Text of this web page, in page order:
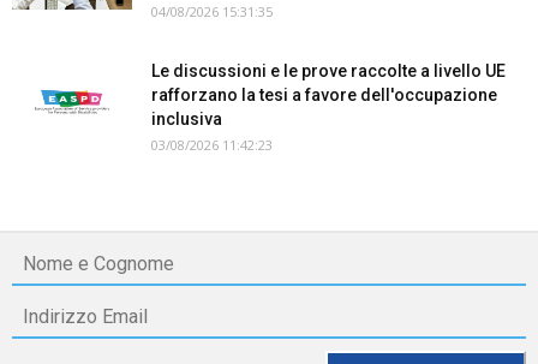
04/08/2026 15:31:35
Le discussioni e le prove raccolte a livello UE
rafforzano la tesi a favore dell'occupazione
inclusiva
03/08/2026 11:42:23